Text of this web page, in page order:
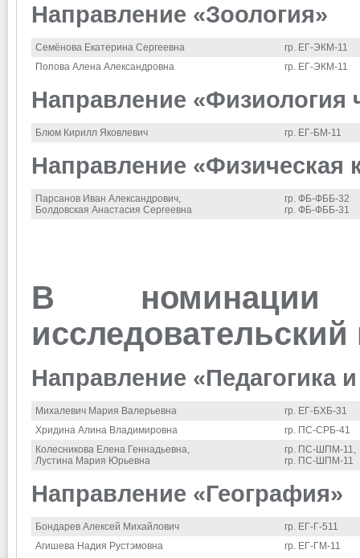
Направление «Зоология»
Семёнова Екатерина Сергеевна
гр. ЕГ-ЭКМ-11
Попова Алена Александровна
гр. ЕГ-ЭКМ-11
Направление «Физиология
Блюм Кирилл Яковлевич гр. ЕГ-БМ-11
Направление «Физическая
Парсанов Иван Александрович,
Болдовская Анастасия Сергеевна
гр. ФБ-ФББ-32
гр. ФБ-ФББ-31
В номинации
исследовательский
Направление «Педагогика
Михалевич Мария Валерьевна
гр. ЕГ-БХБ-31
Хридина Алина Владимировна
гр. ПС-СРБ-41
Колесникова Елена Геннадьевна,
Лустина Мария Юрьевна
гр. ПС-ШПМ-11,
гр. ПС-ШПМ-11
Направление «География»
Бондарев Алексей Михайлович
гр. ЕГ-Г-511
Агишева Надия Рустэмовна
гр. ЕГ-ГМ-11